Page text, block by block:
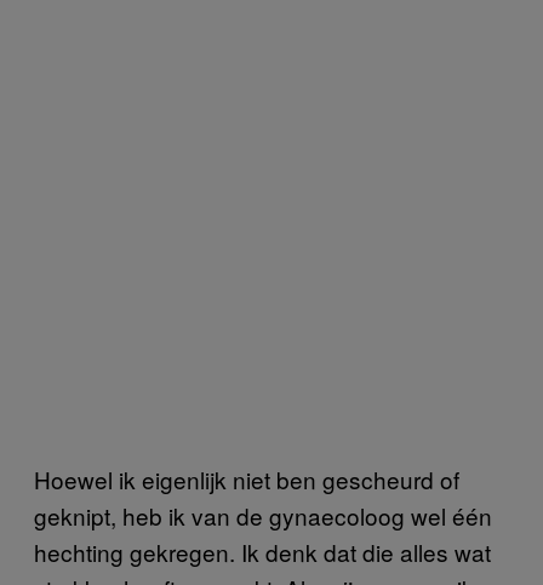
Hoewel ik eigenlijk niet ben gescheurd of
geknipt, heb ik van de gynaecoloog wel één
hechting gekregen. Ik denk dat die alles wat